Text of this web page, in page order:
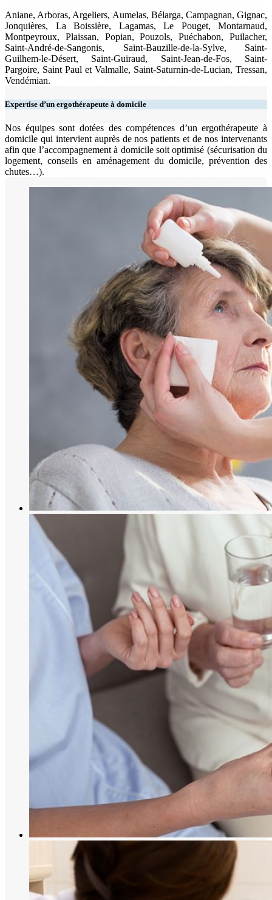
Aniane, Arboras, Argeliers, Aumelas, Bélarga, Campagnan, Gignac,
Jonquières, La Boissière, Lagamas, Le Pouget, Montarnaud,
Montpeyroux, Plaissan, Popian, Pouzols, Puéchabon, Puilacher,
Saint-André-de-Sangonis, Saint-Bauzille-de-la-Sylve, Saint-
Guilhem-le-Désert, Saint-Guiraud, Saint-Jean-de-Fos, Saint-
Pargoire, Saint Paul et Valmalle, Saint-Saturnin-de-Lucian, Tressan,
Vendémian.
Expertise d’un ergothérapeute à domicile
Nos équipes sont dotées des compétences d’un ergothérapeute à
domicile qui intervient auprès de nos patients et de nos intervenants
afin que l’accompagnement à domicile soit optimisé (sécurisation du
logement, conseils en aménagement du domicile, prévention des
chutes…).